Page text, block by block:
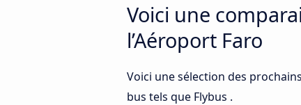
Voici une
l’Aéroport Faro
Voici une sélection des
bus tels que Flybus .